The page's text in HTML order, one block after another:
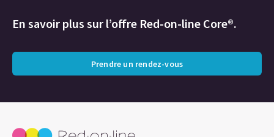
En savoir plus sur l’offre Red-on-line Core®.
Prendre un rendez-vous